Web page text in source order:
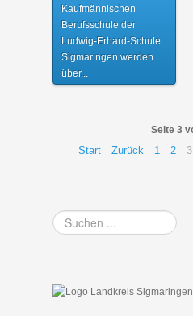
Kaufmännischen
Berufsschule der
Ludwig-Erhard-Schule
Sigmaringen werden
über...
Seite 3
Start Zurück 1 2 3
Suchen
...